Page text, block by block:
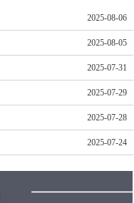
2025-08-06
2025-08-05
2025-07-31
2025-07-29
2025-07-28
2025-07-24